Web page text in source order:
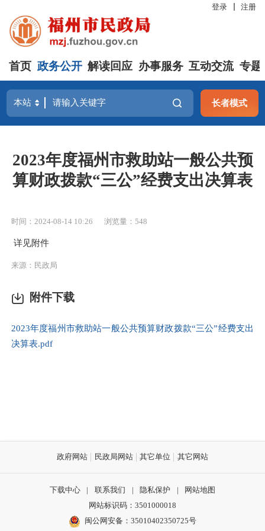
登录 注册
首页 政务公开 解读回应 办事服务 互动交流 专题
长者模式
2023年度福州市救助站一般公共预
算财政拨款“三公”经费支出决算表
时间：2024-08-14 10:26 浏览量：548
详见附件
来源：民政局
附件下载
2023年度福州市救助站一般公共预算财政拨款“三公”经费支出
决算表.pdf
政府网站 民政局网站 其它单位 其它网站
下载中心 | 联系我们 | 隐私保护 |
网站地图
网站标识码：3501000018
闽公网安备：35010402350725号